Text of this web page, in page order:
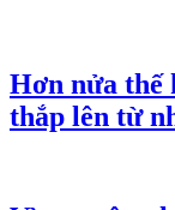
Hơn nửa thế
thắp lên từ